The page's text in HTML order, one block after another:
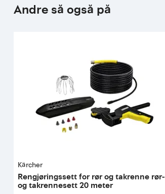
Andre så også på
Kärcher
Rengjøringssett for rør og takrenne rør-
og takrennesett 20 meter